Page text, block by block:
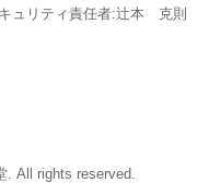
ュリティ責任者:辻本 克則
. All rights reserved.